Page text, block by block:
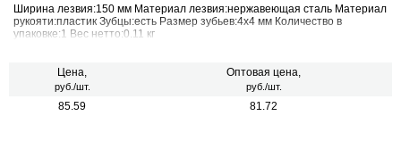
Ширина лезвия:150 мм Материал лезвия:нержавеющая сталь Материал
рукояти:пластик Зубцы:есть Размер зубьев:4х4 мм Количество в
упаковке:1 Вес нетто:0.11 кг
Цена,
руб./шт.
Оптовая цена,
руб./шт.
85.59 81.72